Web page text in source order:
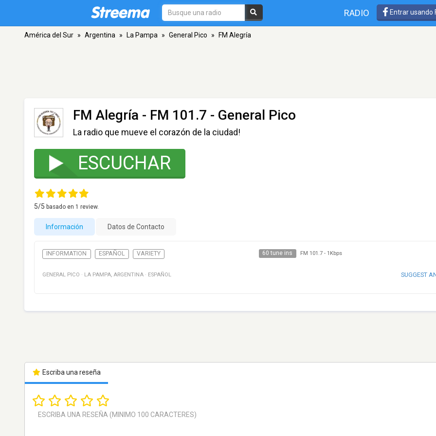
RADIO Entrar usando
América del Sur » Argentina » La Pampa » General Pico » FM Alegría
FM Alegría - FM 101.7 - General Pico
La radio que mueve el corazón de la ciudad!
ESCUCHAR
5/5 basado en 1 review.
Información Datos de Contacto
INFORMATION ESPAÑOL VARIETY 60 tune ins FM 101.7- 1Kbps
GENERAL PICO · LA PAMPA, ARGENTINA · ESPAÑOL SUGGEST
Escriba una reseña